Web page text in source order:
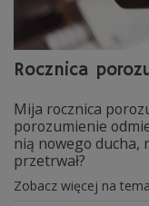
Rocznica
Mija rocznica
porozumienie
nią nowego ducha,
przetrwał?
Zobacz więcej na